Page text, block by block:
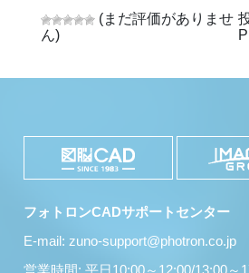
(まだ評価がありませ
ん)
フォトロンCADサポートセンター
E-mail: zuno-support@photron.co.jp
営業時間: 平日10:00～12:00/13:00～